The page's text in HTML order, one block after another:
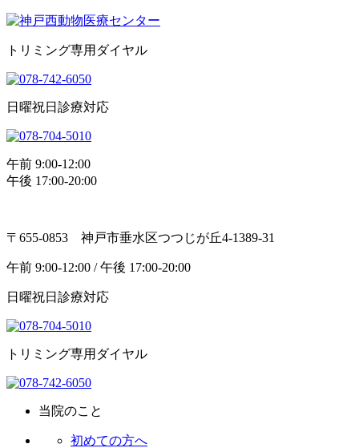
トリミング専用ダイヤル
日曜祝日診療対応
午前 9:00-12:00
午後 17:00-20:00
〒655-0853 神戸市垂水区つつじが丘4-1389-31
午前 9:00-12:00 / 午後 17:00-20:00
日曜祝日診療対応
トリミング専用ダイヤル
当院のこと
初めての方へ